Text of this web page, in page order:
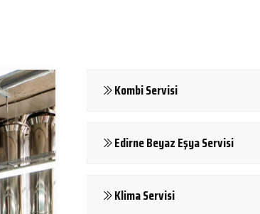
Kombi Servisi
Edirne Beyaz Eşya Servisi
Klima Servisi